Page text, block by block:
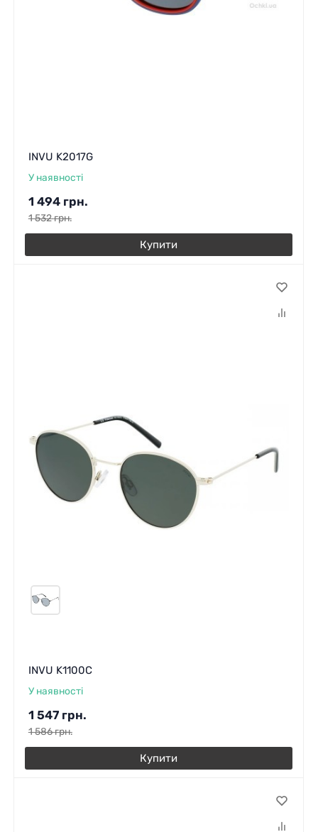
INVU K2017G
У наявності
1 494 грн.
1 532грн.
Купити
INVU K1100C
У наявності
1 547 грн.
1 586грн.
Купити